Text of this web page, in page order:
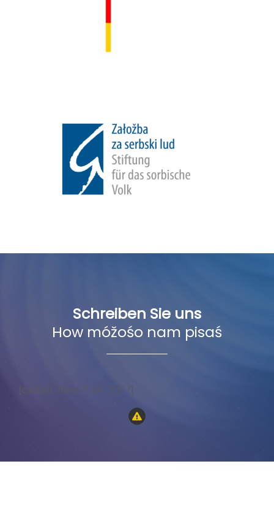
Schreiben Sie uns
How móžośo nam pisaś
[contact-form-7 id=”13″ /]